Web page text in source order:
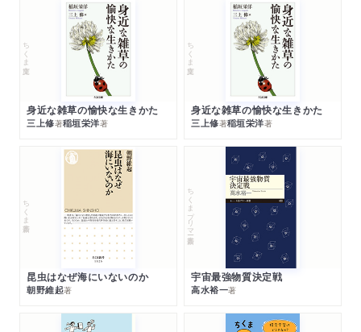
ちくま文庫
身近な雑草の愉快な生きかた
三上修著稲垣栄洋著
ちくま文庫
身近な雑草の愉快な生きかた
三上修著稲垣栄洋著
ちくま新書
昆虫はなぜ海にいないのか
朝野維起著
ちくまプリマー新書
宇宙最強物質決定戦
高水裕一著